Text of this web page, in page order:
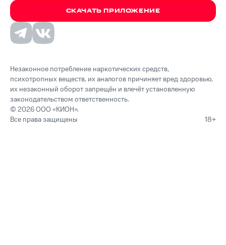
СКАЧАТЬ ПРИЛОЖЕНИЕ
Незаконное потребление наркотических средств,
психотропных веществ, их аналогов причиняет вред здоровью,
их незаконный оборот запрещён и влечёт установленную
законодательством ответственность.
© 2026 ООО «КИОН».
Все права защищены
18+